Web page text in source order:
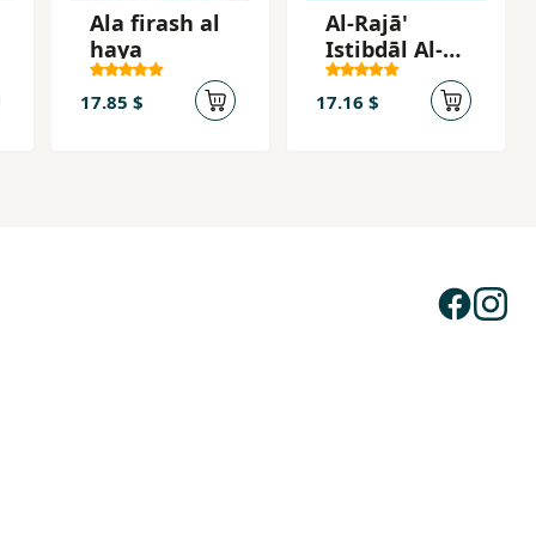
Ala firash al
haya
17.85 $
Al-Rajā'
Istibdāl Al-
'Akālayl
17.16 $